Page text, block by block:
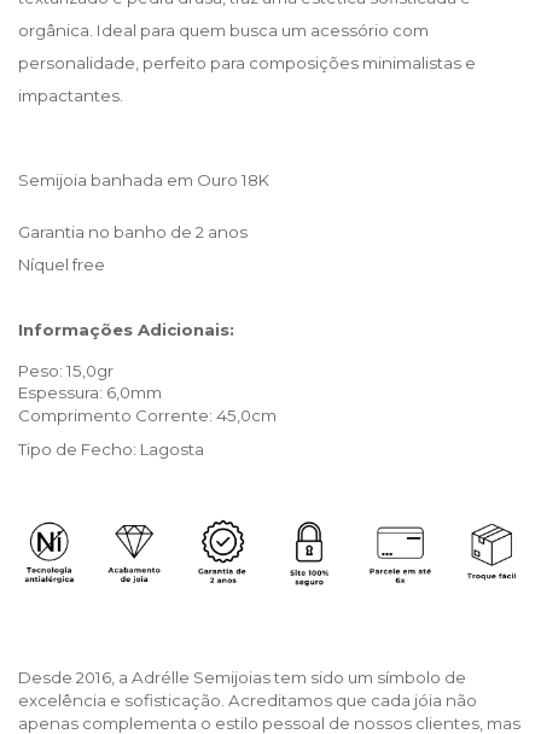
orgânica. Ideal para quem busca um acessório com
personalidade, perfeito para composições minimalistas e
impactantes.
Semijoia banhada em Ouro 18K
Garantia no banho de 2 anos
Níquel free
Informações Adicionais:
Peso: 15,0gr
Espessura: 6,0mm
Comprimento Corrente: 45,0cm
Tipo de Fecho: Lagosta
Desde 2016, a Adrélle Semijoias tem sido um símbolo de
excelência e sofisticação. Acreditamos que cada jóia não
apenas complementa o estilo pessoal de nossos clientes, mas